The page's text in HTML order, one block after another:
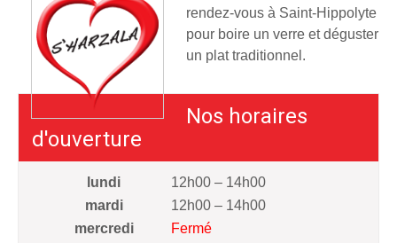
rendez-vous à Saint-Hippolyte
pour boire un verre et déguster
un plat traditionnel.
Nos horaires
d'ouverture
lundi
12h00 – 14h00
mardi
12h00 – 14h00
mercredi
Fermé